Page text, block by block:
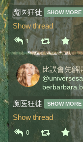
魔医狂徒 SHOW MORE
Show thread
1
比誤會先解
@
魔医狂徒 SHOW MORE
Show thread
0